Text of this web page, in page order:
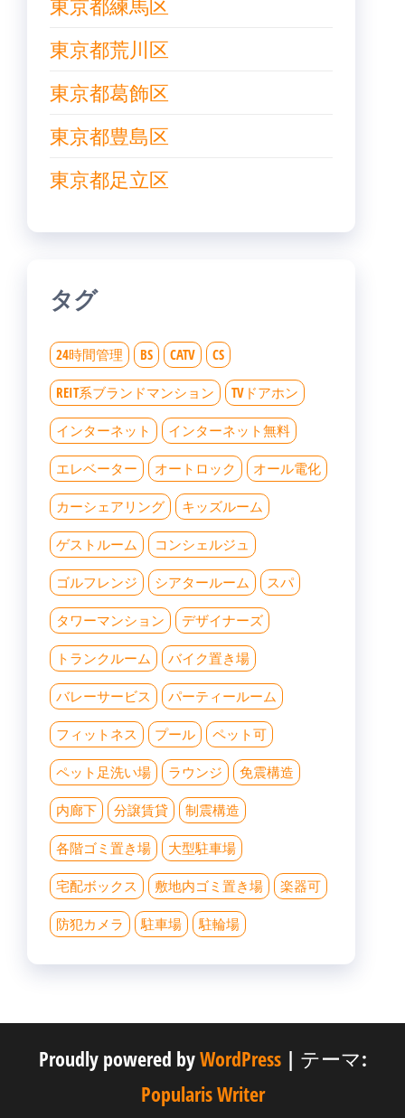
東京都練馬区
東京都荒川区
東京都葛飾区
東京都豊島区
東京都足立区
タグ
24時間管理 BS CATV CS
REIT系ブランドマンション TVドアホン
インターネット インターネット無料
エレベーター オートロック オール電化
カーシェアリング キッズルーム
ゲストルーム コンシェルジュ
ゴルフレンジ シアタールーム スパ
タワーマンション デザイナーズ
トランクルーム バイク置き場
バレーサービス パーティールーム
フィットネス プール ペット可
ペット足洗い場 ラウンジ 免震構造
内廊下 分譲賃貸 制震構造
各階ゴミ置き場 大型駐車場
宅配ボックス 敷地内ゴミ置き場 楽器可
防犯カメラ 駐車場 駐輪場
Proudly powered byWordPress | テーマ:
Popularis Writer